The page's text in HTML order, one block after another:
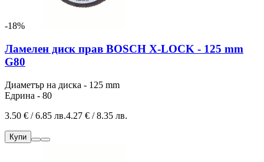
-18%
Ламелен диск прав BOSCH X-LOCK - 125 mm
G80
Диаметър на диска - 125 mm
Едрина - 80
3.50 € / 6.85 лв.4.27 € / 8.35 лв.
Купи